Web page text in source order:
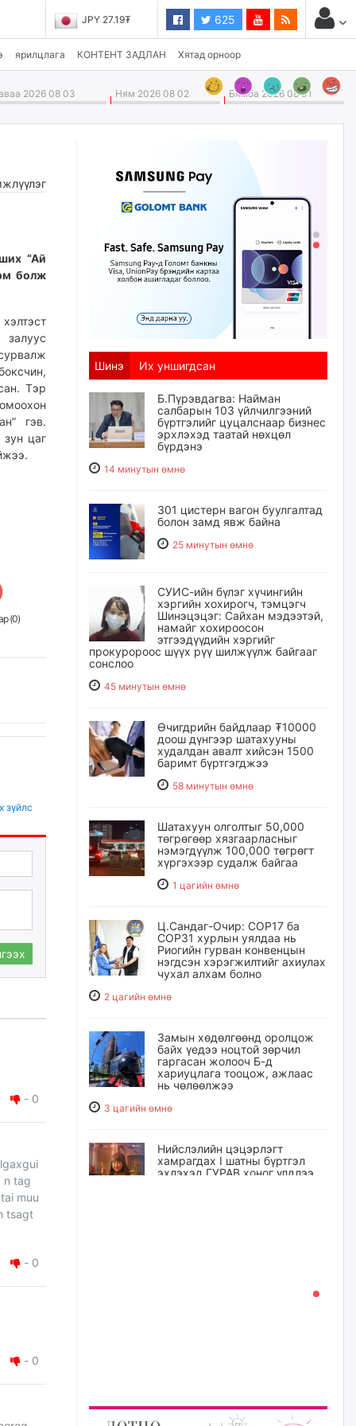
JPY 27.19₮ 625
ярилцлага КОНТЕНТ ЗАДЛАН Хятад орноор
2026 08 03 Ням 2026 08 02 Бямба 2026 08 01
“Ай
болж
Тэр
гэв.
зун цаг
(0)
зүйлс
- 0
n tag
muu
tsagt
- 0
- 0
Шинэ Их уншигдсан
Б.Пүрэвдагва: Найман
салбарын 103 үйлчилгээний
бүртгэлийг цуцалснаар бизнес
эрхлэхэд таатай нөхцөл
бүрдэнэ
14 минутын өмнө
301 цистерн вагон буулгалтад
болон замд явж байна
25 минутын өмнө
СУИС-ийн бүлэг хүчингийн
хэргийн хохирогч, тэмцэгч
Шинэцэцэг: Сайхан мэдээтэй,
намайг хохироосон
этгээдүүдийн хэргийг
прокуророос шүүх рүү шилжүүлж байгааг
сонслоо
45 минутын өмнө
Өчигдрийн байдлаар ₮10000
доош дүнгээр шатахууны
худалдан авалт хийсэн 1500
баримт бүртгэгджээ
58 минутын өмнө
Шатахуун олголтыг 50,000
төгрөгөөр хязгаарласныг
нэмэгдүүлж 100,000 төгрөгт
хүргэхээр судалж байгаа
1 цагийн өмнө
Ц.Сандаг-Очир: COP17 ба
COP31 хурлын уялдаа нь
Риогийн гурван конвенцын
нэгдсэн хэрэгжилтийг ахиулах
чухал алхам болно
2 цагийн өмнө
Замын хөдөлгөөнд оролцож
байх үедээ ноцтой зөрчил
гаргасан жолооч Б-д
хариуцлага тооцож, ажлаас
нь чөлөөлжээ
3 цагийн өмнө
Нийслэлийн цэцэрлэгт
хамрагдах I шатны бүртгэл
эхлэхэд ГУРАВ хоног үлдлээ
Эрэн хайж байна